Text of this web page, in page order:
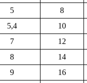
5
8
5,4
10
7
12
8
14
9
16